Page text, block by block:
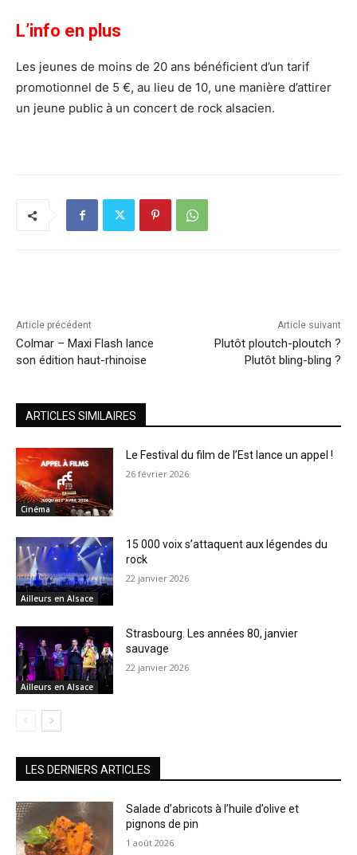
L’info en plus
Les jeunes de moins de 20 ans bénéficient d’un tarif
promotionnel de 5 €, au lieu de 10, une manière d’attirer
un jeune public à un concert de rock alsacien.
Article précédent
Colmar – Maxi Flash lance
son édition haut-rhinoise
Article suivant
Plutôt ploutch-ploutch ?
Plutôt bling-bling ?
ARTICLES SIMILAIRES
Cinéma
Le Festival du film de l’Est lance un appel !
26 février 2026
Ailleurs en Alsace
15 000 voix s’attaquent aux légendes du
rock
22 janvier 2026
Ailleurs en Alsace
Strasbourg. Les années 80, janvier
sauvage
22 janvier 2026
LES DERNIERS ARTICLES
Salade d’abricots à l’huile d’olive et
pignons de pin
1 août 2026